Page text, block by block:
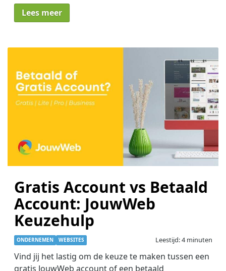
Lees meer
Gratis Account vs Betaald
Account: JouwWeb
Keuzehulp
ONDERNEMEN WEBSITES Leestijd: 4 minuten
Vind jij het lastig om de keuze te maken tussen een
gratis JouwWeb account of een betaald